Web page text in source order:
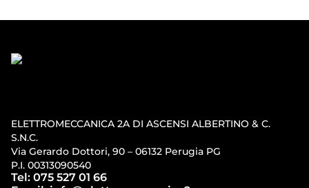
ELETTROMECCANICA 2A DI ASCENSI ALBERTINO & C.
S.N.C.
Via Gerardo Dottori, 90 – 06132 Perugia PG
P.I. 00313090540
Tel: 075 527 01 66